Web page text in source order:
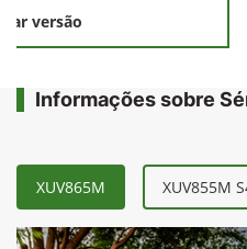
versão
Informações sobre
XUV865M XUV855M